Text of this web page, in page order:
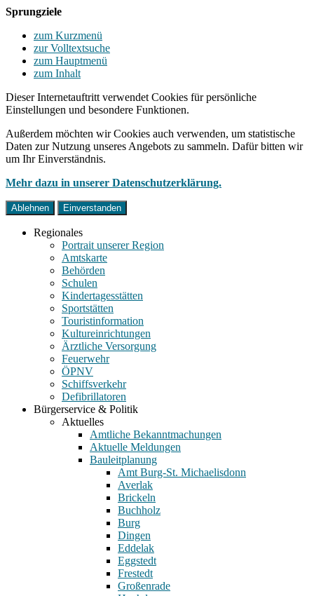
Sprungziele
zum Kurzmenü
zur Volltextsuche
zum Hauptmenü
zum Inhalt
Dieser Internetauftritt verwendet Cookies für persönliche
Einstellungen und besondere Funktionen.
Außerdem möchten wir Cookies auch verwenden, um statistische
Daten zur Nutzung unseres Angebots zu sammeln. Dafür bitten wir
um Ihr Einverständnis.
Mehr dazu in unserer Datenschutzerklärung.
Ablehnen Einverstanden
Regionales
Portrait unserer Region
Amtskarte
Behörden
Schulen
Kindertagesstätten
Sportstätten
Touristinformation
Kultureinrichtungen
Ärztliche Versorgung
Feuerwehr
ÖPNV
Schiffsverkehr
Defibrillatoren
Bürgerservice & Politik
Aktuelles
Amtliche Bekanntmachungen
Aktuelle Meldungen
Bauleitplanung
Amt Burg-St. Michaelisdonn
Averlak
Brickeln
Buchholz
Burg
Dingen
Eddelak
Eggstedt
Frestedt
Großenrade